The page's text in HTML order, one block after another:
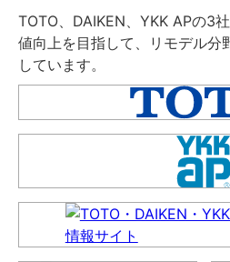
TOTO、DAIKEN、YKK APの3
値向上を目指して、リモデル
しています。